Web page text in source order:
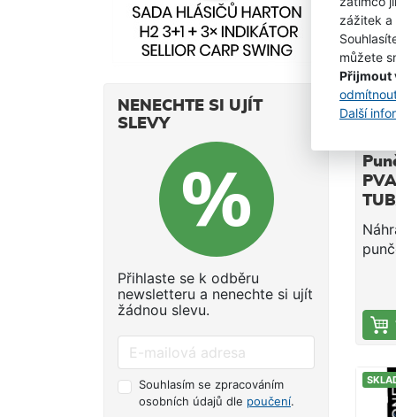
zážitek a
můžete
Přijmout
Další
NENECHTE SI UJÍT
SLEVY
Přihlaste se k odběru
newsletteru a nenechte si ujít
žádnou slevu.
Souhlasím se zpracováním
osobních údajů dle poučení.
-